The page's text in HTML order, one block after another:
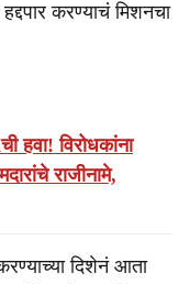
करण्याचं मिशनचा
विरोधकांना
राजीनामे,
दिशेनं आता